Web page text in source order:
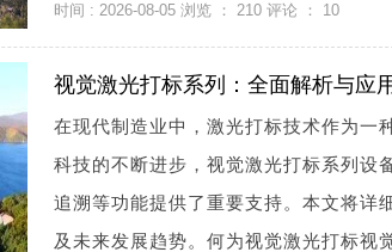
时间 : 2026-08-05 浏览 ： 210 评论 ： 10
视觉激光打标系列：全面解析与应
在现代制造业中，激光打标技术作为一
科技的不断进步，视觉激光打标系列设
追溯等功能提供了重要支持。本文将详
及未来发展趋势。何为视觉激光打标视